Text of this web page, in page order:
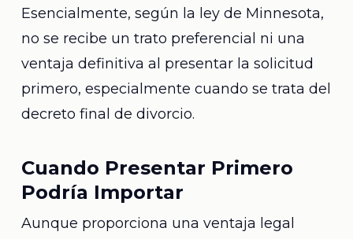
Esencialmente, según la ley de Minnesota,
no se recibe un trato preferencial ni una
ventaja definitiva al presentar la solicitud
primero, especialmente cuando se trata del
decreto final de divorcio.
Cuando Presentar Primero
Podría Importar
Aunque proporciona una ventaja legal